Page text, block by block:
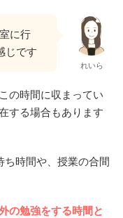
に行
じです
れいら
の時間に収まってい
する場合もあります
時間や、授業の合間
の勉強をする時間と